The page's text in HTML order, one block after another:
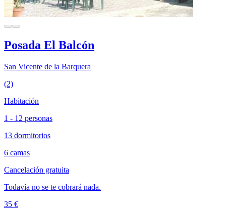
Posada El Balcón
San Vicente de la Barquera
(2)
Habitación
1 - 12 personas
13 dormitorios
6 camas
Cancelación gratuita
Todavía no se te cobrará nada.
35 €